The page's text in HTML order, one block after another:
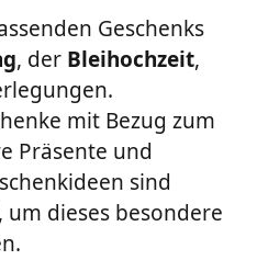
Geschenks
, der Bleihochzeit,
mit Bezug zum
Präsente und
sind
dieses besondere